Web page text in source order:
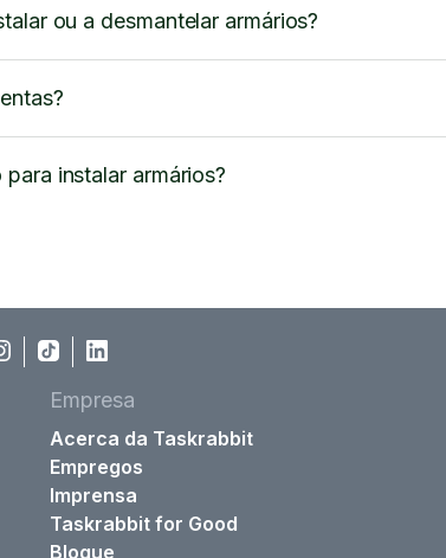
ou a desmantelar armários?
instalar armários?
Empresa
Acerca da Taskrabbit
Empregos
Imprensa
Taskrabbit for Good
Blogue